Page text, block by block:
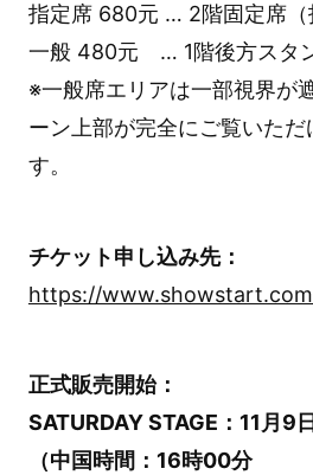
指定席 680元 … 2階固定席（
一般 480元 … 1階後方スタ
※一般席エリアは一部視界が
ーン上部が完全にご覧いただ
す。
チケット申し込み先：
https://
正式販売開始：
SATURDAY STAGE：11月9
（中国時間：16時00分